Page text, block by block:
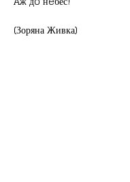
(Зоряна Живка)